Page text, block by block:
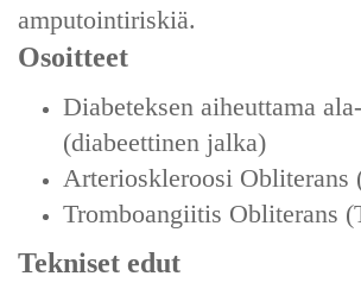
amputointiriskiä.
Osoitteet
Diabeteksen aiheuttama
(diabeettinen jalka)
Arterioskleroosi Obliterans
Tromboangiitis Obliterans
Tekniset edut